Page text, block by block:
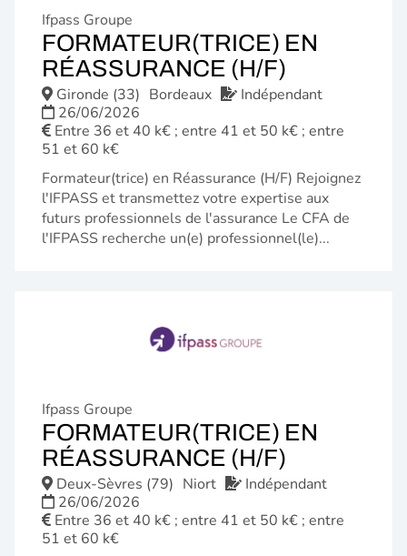
Ifpass Groupe
FORMATEUR(TRICE) EN
RÉASSURANCE (H/F)
FENÊTRE)
Gironde (33) Bordeaux
Indépendant
26/06/2026
Entre 36 et 40 k€ ; entre 41 et 50 k€ ; entre
51 et 60 k€
Formateur(trice) en Réassurance (H/F) Rejoignez
l'IFPASS et transmettez votre expertise aux
futurs professionnels de l'assurance Le CFA de
l'IFPASS recherche un(e) professionnel(le)...
Ifpass Groupe
FORMATEUR(TRICE) EN
RÉASSURANCE (H/F)
FENÊTRE)
Deux-Sèvres (79) Niort
Indépendant
26/06/2026
Entre 36 et 40 k€ ; entre 41 et 50 k€ ; entre
51 et 60 k€